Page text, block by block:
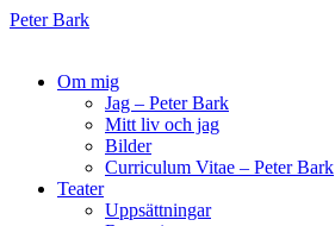
Peter Bark
Om mig
Jag – Peter Bark
Mitt liv och jag
Bilder
Curriculum Vitae – Peter Bark
Teater
Uppsättningar